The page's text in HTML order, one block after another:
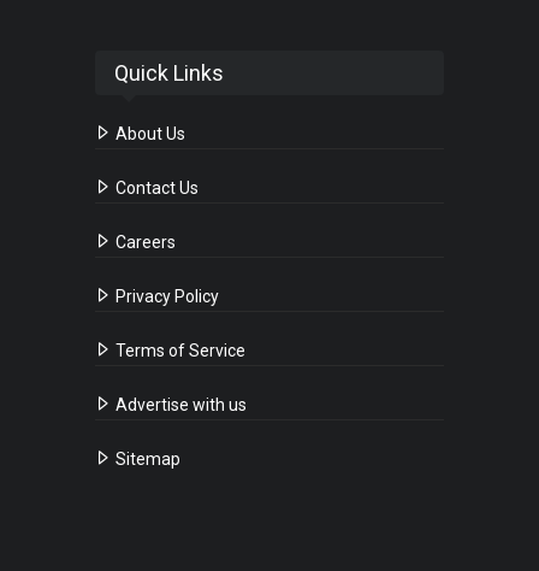
Quick Links
About Us
Contact Us
Careers
Privacy Policy
Terms of Service
Advertise with us
Sitemap